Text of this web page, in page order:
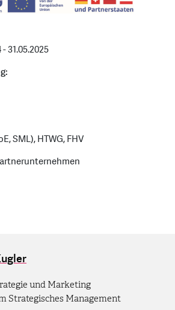
- 31.05.2025
SML), HTWG, FHV
und Marketing
Strategisches Management